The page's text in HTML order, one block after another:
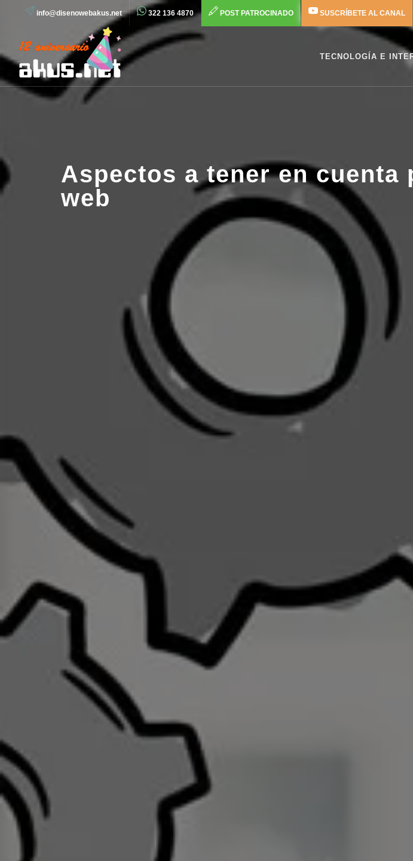
info@disenowebakus.net 322 136 4870 POST PATROCINADO SUSCRÍBETE AL CANAL
TECNOLOGÍA E
Aspectos a tener en cuenta
web